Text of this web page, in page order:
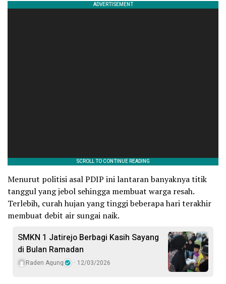
Menurut politisi asal PDIP ini lantaran banyaknya titik
tanggul yang jebol sehingga membuat warga resah.
Terlebih, curah hujan yang tinggi beberapa hari terakhir
membuat debit air sungai naik.
SMKN 1 Jatirejo Berbagi Kasih Sayang
di Bulan Ramadan
Raden Agung 12/03/2026